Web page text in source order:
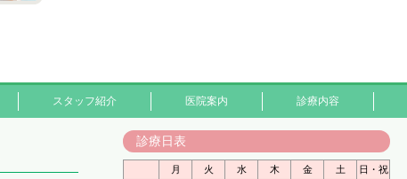
スタッフ紹介 医院案内 診療内容
診療日表
月 火 水 木 金 土 日・祝